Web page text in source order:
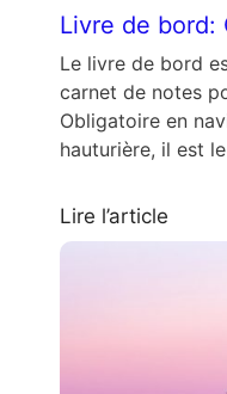
Livre de bord:
Le livre de bord
carnet de notes
Obligatoire en
hauturière, il est
Lire l’article